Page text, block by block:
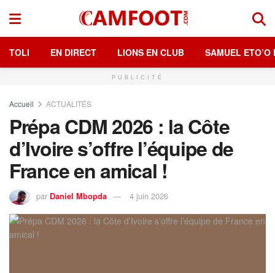
TOLI EN DIRECT LIONS EN CLUB SAMUEL ETO’O
PUBLICITÉ
Accueil ACTUALITÉS
Prépa CDM 2026 : la Côte
d’Ivoire s’offre l’équipe de
France en amical !
par Daniel Mbopda 4 juin 2026